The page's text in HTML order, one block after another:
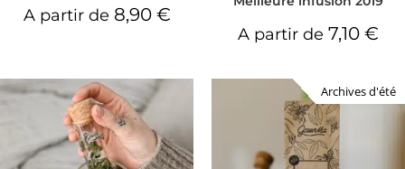
A partir de 8,90 €
A partir de 7,10 €
Archives d'été